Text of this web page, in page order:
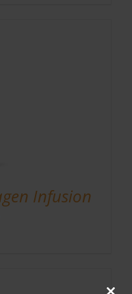
Infusion